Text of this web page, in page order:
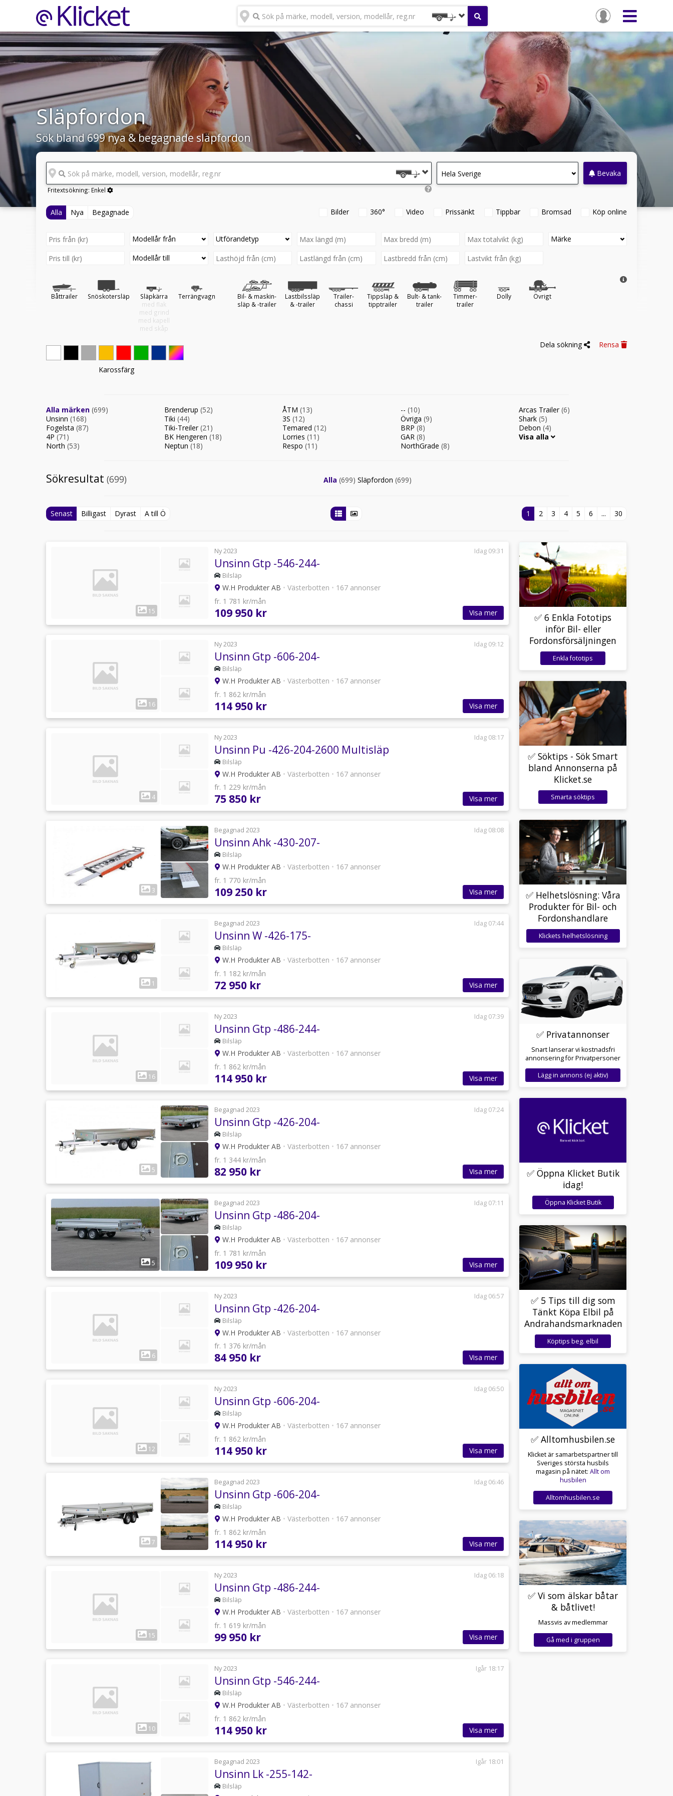
Sök på märke, modell, version, modellår, reg.nr
Släpfordon
Sök bland 699 nya & begagnade släpfordon
Sök på märke, modell, version, modellår, reg.nr
Fritextsökning: Enkel
Hela Sverige Bevaka
Alla Nya Begagnade Bilder 360° Video Prissänkt Tippbar Bromsad Köp online
Modellår från
Modellår till
Utförandetyp Märke
Båttrailer Snöskotersläp
Släpkärra
med flak
med grind
med kapell
med skåp
Terrängvagn
Bil- & maskin-
släp & -trailer
Lastbilssläp
& -trailer
Trailer-
chassi
Tippsläp &
tipptrailer
Bult- & tank-
trailer
Timmer-
trailer
Dolly Övrigt
Karossfärg
Dela sökning Rensa
Alla märken (699)
Unsinn (168)
Fogelsta (87)
4P (71)
North (53)
Brenderup (52)
Tiki (44)
Tiki-Treiler(21)
BK Hengeren (18)
Neptun (18)
ÅTM (13)
3S (12)
Temared (12)
Lorries (11)
Respo (11)
-- (10)
Övriga (9)
BRP (8)
GAR (8)
NorthGrade (8)
Arcas Trailer(6)
Shark (5)
Debon (4)
Visa alla
Sökresultat (699) Alla (699) Släpfordon (699)
Senast Billigast Dyrast A till Ö 1 2 3 4 5 6 ... 30
15
Ny 2023 Idag 09:31
Unsinn Gtp -546-244-
Bilsläp
W.H Produkter AB • Västerbotten • 167 annonser
fr. 1 781 kr/mån
109 950 kr Visa mer
16
Ny 2023 Idag 09:12
Unsinn Gtp -606-204-
Bilsläp
W.H Produkter AB • Västerbotten • 167 annonser
fr. 1 862 kr/mån
114 950 kr Visa mer
4
Ny 2023 Idag 08:17
Unsinn Pu -426-204-2600 Multisläp
Bilsläp
W.H Produkter AB • Västerbotten • 167 annonser
fr. 1 229 kr/mån
75 850 kr Visa mer
3
Begagnad 2023 Idag 08:08
Unsinn Ahk -430-207-
Bilsläp
W.H Produkter AB • Västerbotten • 167 annonser
fr. 1 770 kr/mån
109 250 kr Visa mer
1
Begagnad 2023 Idag 07:44
Unsinn W -426-175-
Bilsläp
W.H Produkter AB • Västerbotten • 167 annonser
fr. 1 182 kr/mån
72 950 kr Visa mer
16
Ny 2023 Idag 07:39
Unsinn Gtp -486-244-
Bilsläp
W.H Produkter AB • Västerbotten • 167 annonser
fr. 1 862 kr/mån
114 950 kr Visa mer
5
Begagnad 2023 Idag 07:24
Unsinn Gtp -426-204-
Bilsläp
W.H Produkter AB • Västerbotten • 167 annonser
fr. 1 344 kr/mån
82 950 kr Visa mer
5
Begagnad 2023 Idag 07:11
Unsinn Gtp -486-204-
Bilsläp
W.H Produkter AB • Västerbotten • 167 annonser
fr. 1 781 kr/mån
109 950 kr Visa mer
6
Ny 2023 Idag 06:57
Unsinn Gtp -426-204-
Bilsläp
W.H Produkter AB • Västerbotten • 167 annonser
fr. 1 376 kr/mån
84 950 kr Visa mer
12
Ny 2023 Idag 06:50
Unsinn Gtp -606-204-
Bilsläp
W.H Produkter AB • Västerbotten • 167 annonser
fr. 1 862 kr/mån
114 950 kr Visa mer
7
Begagnad 2023 Idag 06:46
Unsinn Gtp -606-204-
Bilsläp
W.H Produkter AB • Västerbotten • 167 annonser
fr. 1 862 kr/mån
114 950 kr Visa mer
15
Ny 2023 Idag 06:18
Unsinn Gtp -486-244-
Bilsläp
W.H Produkter AB • Västerbotten • 167 annonser
fr. 1 619 kr/mån
99 950 kr Visa mer
10
Ny 2023 Igår 18:17
Unsinn Gtp -546-244-
Bilsläp
W.H Produkter AB • Västerbotten • 167 annonser
fr. 1 862 kr/mån
114 950 kr Visa mer
Begagnad 2023 Igår 18:01
Unsinn Lk -255-142-
Bilsläp
✅ 6 Enkla Fototips
inför Bil- eller
Fordonsförsäljningen
Enkla fototips
✅ Söktips - Sök Smart
bland Annonserna på
Klicket.se
Smarta söktips
✅ Helhetslösning: Våra
Produkter för Bil- och
Fordonshandlare
Klickets helhetslösning
✅ Privatannonser
Snart lanserar vi kostnadsfri
annonsering för Privatpersoner
Lägg in annons (ej aktiv)
✅ Öppna Klicket Butik
idag!
Öppna Klicket Butik
✅ 5 Tips till dig som
Tänkt Köpa Elbil på
Andrahandsmarknaden
Köptips beg. elbil
✅ Alltomhusbilen.se
Klicket är samarbetspartner till
Sveriges största husbils
magasin på nätet: Allt om
husbilen
Alltomhusbilen.se
✅ Vi som älskar båtar
& båtlivet!
Massvis av medlemmar
Gå med i gruppen